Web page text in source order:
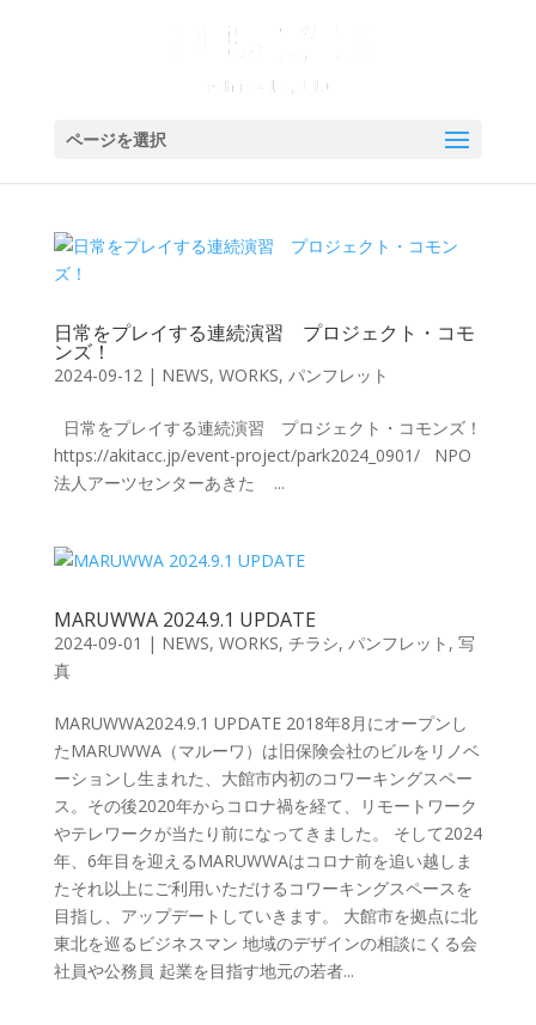
ページを選択
日常をプレイする連続演習 プロジェクト・コモ
ンズ！
2024-09-12| NEWS, WORKS, パンフレット
日常をプレイする連続演習 プロジェクト・コモンズ！
https://akitacc.jp/event-project/park2024_0901/ NPO
法人アーツセンターあきた ...
MARUWWA 2024.9.1 UPDATE
2024-09-01 | NEWS, WORKS, チラシ, パンフレット , 写
真
MARUWWA2024.9.1 UPDATE 2018年8月にオープンし
たMARUWWA（マルーワ）は旧保険会社のビルをリノベ
ーションし生まれた、大館市内初のコワーキングスペー
ス。その後2020年からコロナ禍を経て、リモートワーク
やテレワークが当たり前になってきました。 そして2024
年、6年目を迎えるMARUWWAはコロナ前を追い越しま
たそれ以上にご利用いただけるコワーキングスペースを
目指し、アップデートしていきます。 大館市を拠点に北
東北を巡るビジネスマン 地域のデザインの相談にくる会
社員や公務員 起業を目指す地元の若者...